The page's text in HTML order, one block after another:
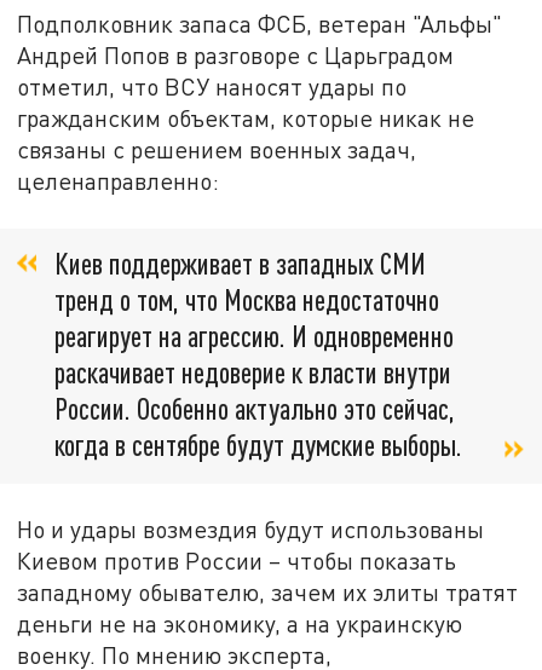
Подполковник запаса ФСБ, ветеран "Альфы"
Андрей Попов в разговоре с Царьградом
отметил, что ВСУ наносят удары по
гражданским объектам, которые никак не
связаны с решением военных задач,
целенаправленно:
Киев поддерживает в западных СМИ
тренд о том, что Москва недостаточно
реагирует на агрессию. И одновременно
раскачивает недоверие к власти внутри
России. Особенно актуально это сейчас,
когда в сентябре будут думские выборы.
Но и удары возмездия будут использованы
Киевом против России – чтобы показать
западному обывателю, зачем их элиты тратят
деньги не на экономику, а на украинскую
военку. По мнению эксперта,